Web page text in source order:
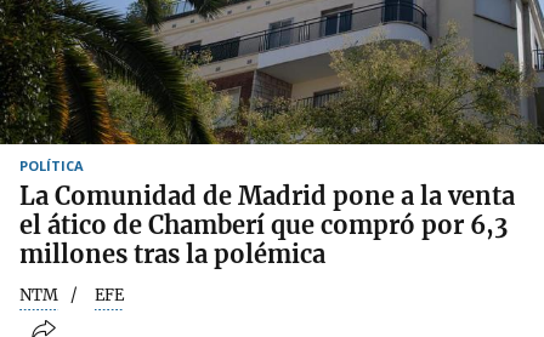
POLÍTICA
La Comunidad de Madrid pone a la venta
el ático de Chamberí que compró por 6,3
millones tras la polémica
NTM EFE